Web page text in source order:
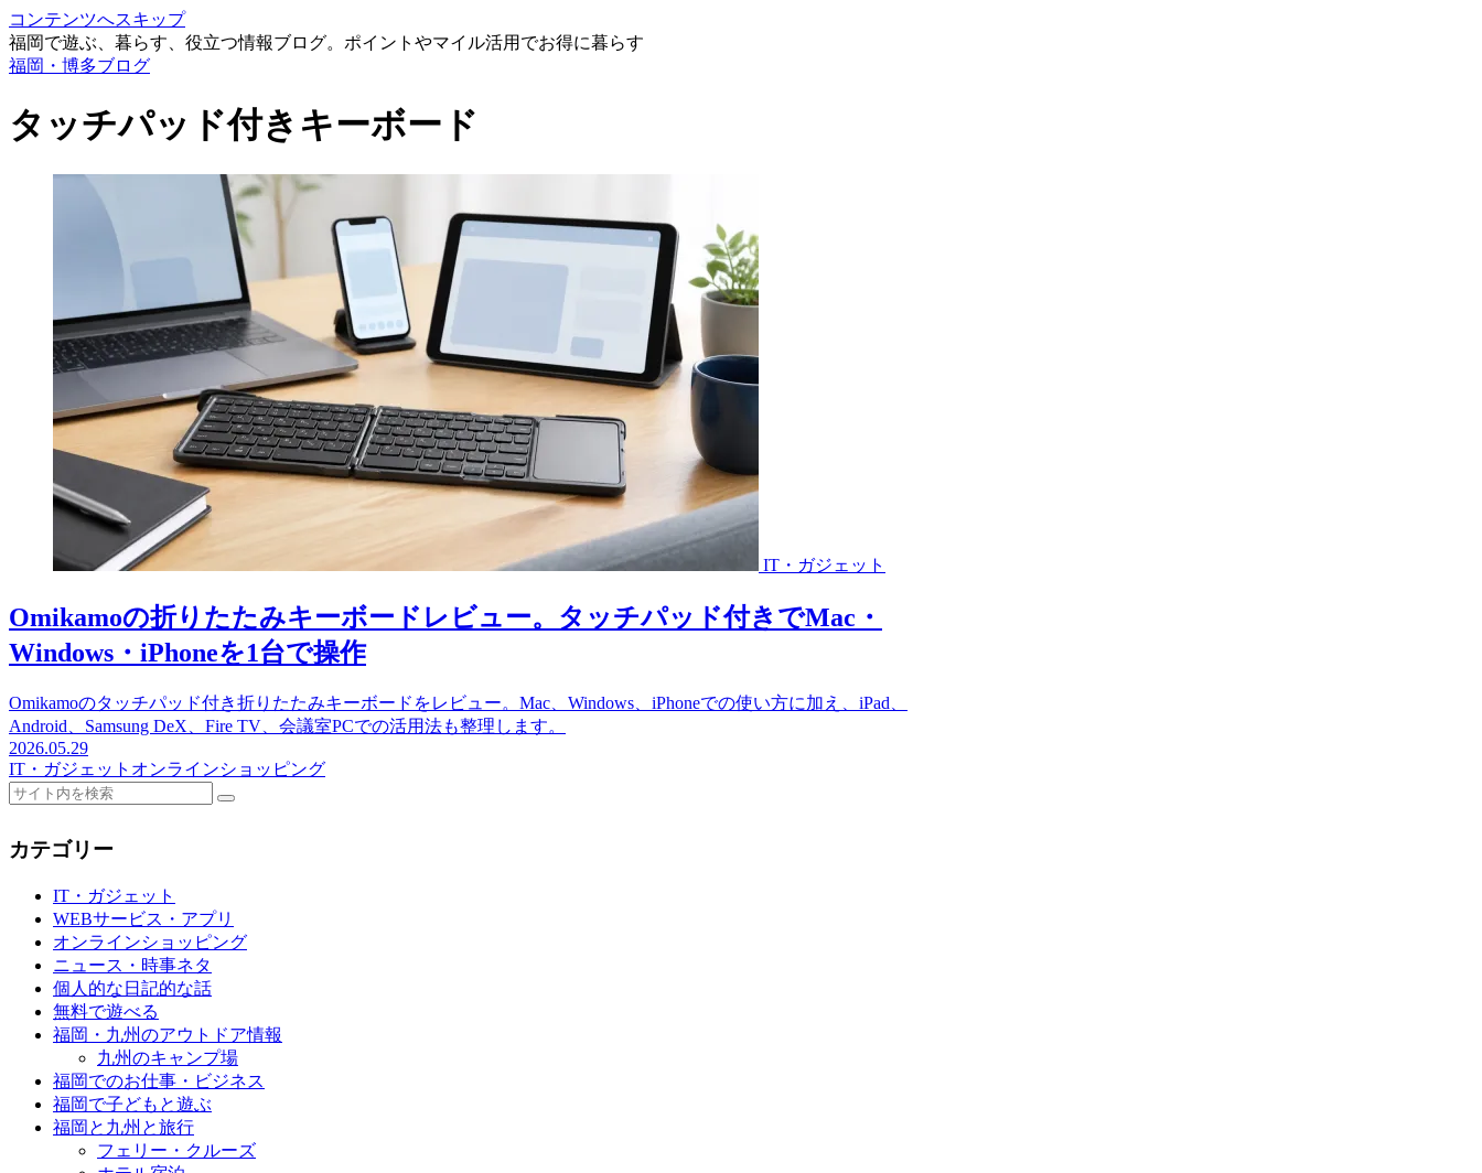
コンテンツへスキップ
福岡で遊ぶ、暮らす、役立つ情報ブログ。ポイントやマイル活用でお得に暮らす
福岡・博多ブログ
タッチパッド付きキーボード
IT・ガジェット
Omikamoの折りたたみキーボードレビュー。タッチパッド付きでMac・
Windows・iPhoneを1台で操作
Omikamoのタッチパッド付き折りたたみキーボードをレビュー。Mac、Windows、iPhoneでの使い方に加え、iPad、
Android、Samsung DeX、Fire TV、会議室PCでの活用法も整理します。
2026.05.29
IT・ガジェット オンラインショッピング
カテゴリー
IT・ガジェット
WEBサービス・アプリ
オンラインショッピング
ニュース・時事ネタ
個人的な日記的な話
無料で遊べる
福岡・九州のアウトドア情報
九州のキャンプ場
福岡でのお仕事・ビジネス
福岡で子どもと遊ぶ
福岡と九州と旅行
フェリー・クルーズ